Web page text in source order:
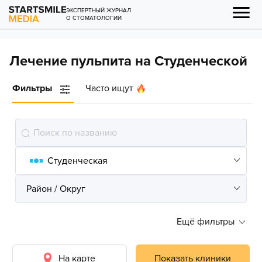
ЭКСПЕРТНЫЙ ЖУРНАЛ
О СТОМАТОЛОГИИ
Лечение пульпита на Студенческой
Фильтры Часто ищут
Ещё фильтры
На карте Показать клиники